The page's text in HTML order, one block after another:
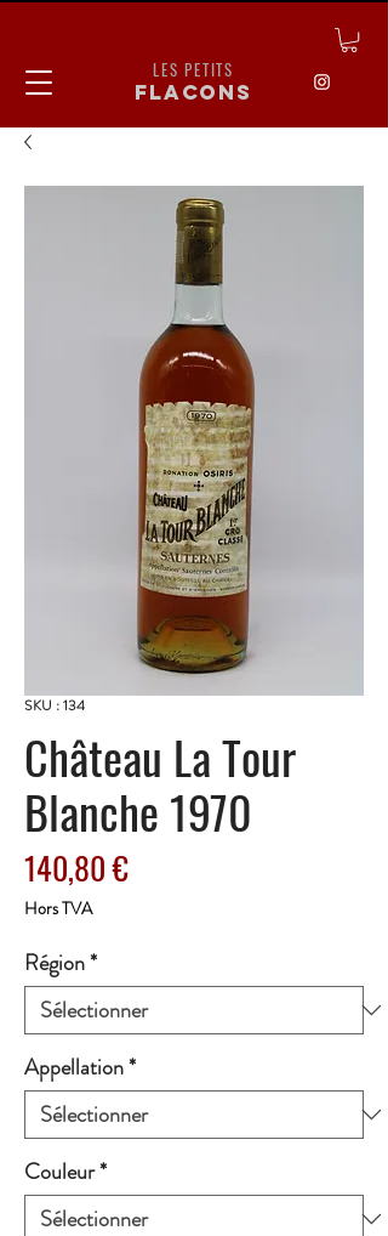
LES PETITS
flacons
SKU : 134
Château La Tour
Blanche 1970
140,80 €Prix
Hors TVA
Région*
Appellation*
Couleur*